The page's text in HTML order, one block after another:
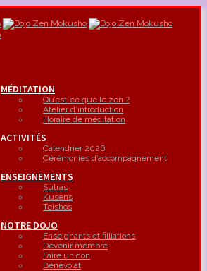
MÉDITATION
Qu’est-ce que le zen ?
Atelier d’introduction
Horaire de méditation
ACTIVITÉS
Calendrier 2026
Cérémonies d’accompagnement
ENSEIGNEMENTS
Sutras
Kusens
Teishos
NOTRE DOJO
Enseignants et filliations
Devenir membre
Faire un don
Bénévolat